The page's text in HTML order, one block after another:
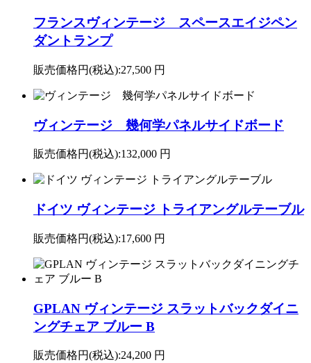
フランスヴィンテージ スペースエイジペン
ダントランプ
販売価格円(税込):27,500 円
ヴィンテージ 幾何学パネルサイドボード
販売価格円(税込):132,000 円
ドイツ ヴィンテージ トライアングルテーブル
販売価格円(税込):17,600 円
GPLAN ヴィンテージ スラットバックダイニ
ングチェア ブルー B
販売価格円(税込):24,200 円